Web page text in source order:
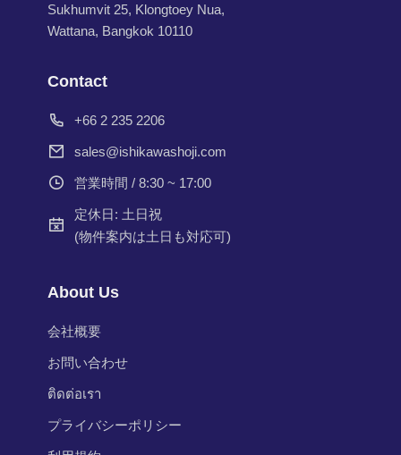
Sukhumvit 25, Klongtoey Nua,
Wattana, Bangkok 10110
Contact
+66 2 235 2206
sales@ishikawashoji.com
営業時間 / 8:30 ~ 17:00
定休日: 土日祝
(物件案内は土日も対応可)
About Us
会社概要
お問い合わせ
ติดต่อเรา
プライバシーポリシー